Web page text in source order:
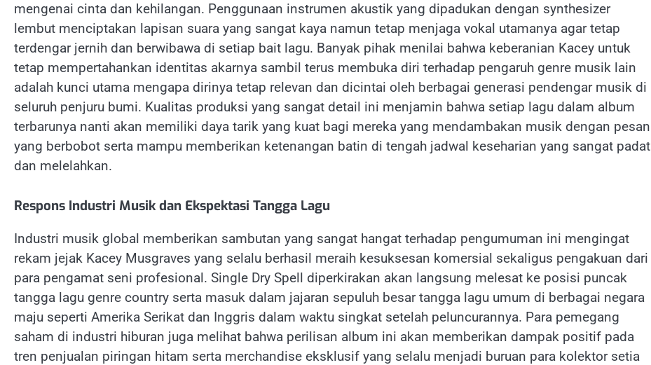
mengenai cinta dan kehilangan. Penggunaan instrumen akustik yang dipadukan dengan synthesizer
lembut menciptakan lapisan suara yang sangat kaya namun tetap menjaga vokal utamanya agar tetap
terdengar jernih dan berwibawa di setiap bait lagu. Banyak pihak menilai bahwa keberanian Kacey untuk
tetap mempertahankan identitas akarnya sambil terus membuka diri terhadap pengaruh genre musik lain
adalah kunci utama mengapa dirinya tetap relevan dan dicintai oleh berbagai generasi pendengar musik di
seluruh penjuru bumi. Kualitas produksi yang sangat detail ini menjamin bahwa setiap lagu dalam album
terbarunya nanti akan memiliki daya tarik yang kuat bagi mereka yang mendambakan musik dengan pesan
yang berbobot serta mampu memberikan ketenangan batin di tengah jadwal keseharian yang sangat padat
dan melelahkan.
Respons Industri Musik dan Ekspektasi Tangga Lagu
Industri musik global memberikan sambutan yang sangat hangat terhadap pengumuman ini mengingat
rekam jejak Kacey Musgraves yang selalu berhasil meraih kesuksesan komersial sekaligus pengakuan dari
para pengamat seni profesional. Single Dry Spell diperkirakan akan langsung melesat ke posisi puncak
tangga lagu genre country serta masuk dalam jajaran sepuluh besar tangga lagu umum di berbagai negara
maju seperti Amerika Serikat dan Inggris dalam waktu singkat setelah peluncurannya. Para pemegang
saham di industri hiburan juga melihat bahwa perilisan album ini akan memberikan dampak positif pada
tren penjualan piringan hitam serta merchandise eksklusif yang selalu menjadi buruan para kolektor setia